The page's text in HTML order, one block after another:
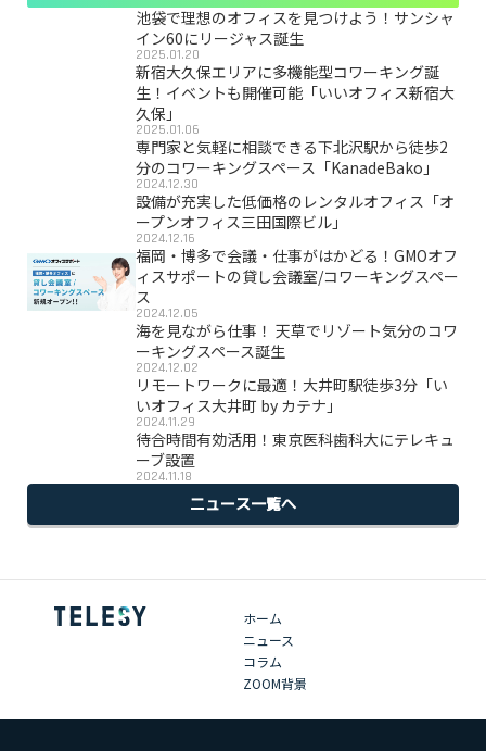
池袋で理想のオフィスを見つけよう！サンシャ
イン60にリージャス誕生
2025.01.20
新宿大久保エリアに多機能型コワーキング誕
生！イベントも開催可能「いいオフィス新宿大
久保」
2025.01.06
専門家と気軽に相談できる下北沢駅から徒歩2
分のコワーキングスペース「KanadeBako」
2024.12.30
設備が充実した低価格のレンタルオフィス「オ
ープンオフィス三田国際ビル」
2024.12.16
福岡・博多で会議・仕事がはかどる！GMOオフ
ィスサポートの貸し会議室/コワーキングスペー
ス
2024.12.05
海を見ながら仕事！ 天草でリゾート気分のコワ
ーキングスペース誕生
2024.12.02
リモートワークに最適！大井町駅徒歩3分「い
いオフィス大井町 by カテナ」
2024.11.29
待合時間有効活用！東京医科歯科大にテレキュ
ーブ設置
2024.11.18
ニュース一覧へ
ホーム
ニュース
コラム
ZOOM背景